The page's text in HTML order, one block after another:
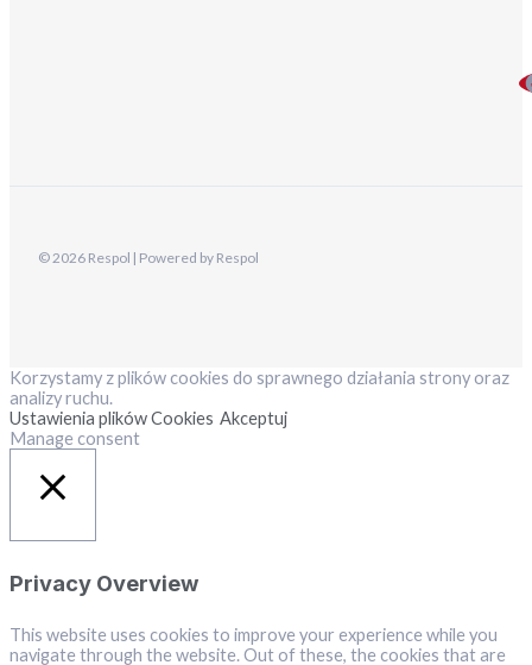
© 2026 Respol | Powered by Respol
Korzystamy z plików cookies do sprawnego działania strony oraz
analizy ruchu.
Ustawienia plików Cookies Akceptuj
Manage consent
Privacy Overview
This website uses cookies to improve your experience while you
navigate through the website. Out of these, the cookies that are